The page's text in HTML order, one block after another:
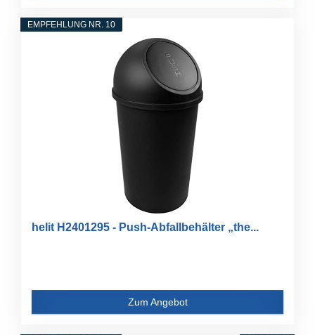
EMPFEHLUNG NR. 10
helit H2401295 - Push-Abfallbehälter „the...
Zum Angebot